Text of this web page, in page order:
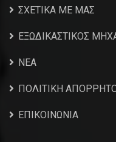
ΣΧΕΤΙΚΑ ΜΕ ΜΑΣ
ΕΞΩΔΙΚΑΣΤΙΚΟΣ
NEA
ΠΟΛΙΤΙΚΗ
ΕΠΙΚΟΙΝΩΝΙΑ